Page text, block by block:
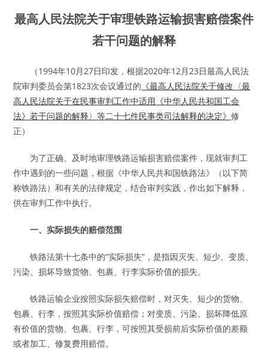
最高人民法院关于审理铁路运输损害赔偿案件
若干问题的解释
（1994年10月27日印发，根据2020年12月23日最高人民法
院审判委员会第1823次会议通过的 《最高人民法院关于修改〈最
高人民法院关于在民事审判工作中适用《中华人民共和国工会
法》若干问题的解释〉等二十七件民事类司法解释的决定》修
正）
为了正确、及时地审理铁路运输损害赔偿案件，现就审判工
作中遇到的一些问题，根据《中华人民共和国铁路法》（以下简
称铁路法）和有关的法律规定，结合审判实践，作出如下解释，
供在审判工作中执行。
一、实际损失的赔偿范围
铁路法第十七条中的“实际损失”，是指因灭失、短少、变质、
污染、损坏导致货物、包裹、行李实际价值的损失。
铁路运输企业按照实际损失赔偿时，对灭失、短少的货物、
包裹、行李，按照其实际价值赔偿；对变质、污染、损坏降低原
有价值的货物、包裹、行李，可按照其受损前后实际价值的差额
或者加工、修复费用赔偿。